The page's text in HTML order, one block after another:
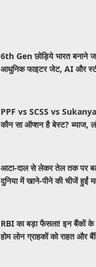
6th Gen छोड़िये भारत बनाने जा
आधुनिक फाइटर जेट, AI और
PPF vs SCSS vs
कौन सा ऑप्शन है बेस्ट? ब्याज,
आटा-दाल से लेकर तेल तक पर
दुनिया में खाने-पीने की चीजें हुईं
RBI का बड़ा फैसला! इन बैंकों के
होम लोन ग्राहकों को राहत और